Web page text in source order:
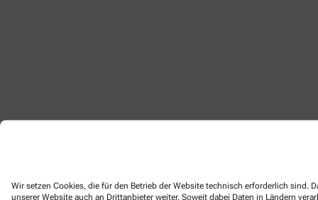
Wir setzen Cookies, die für den Betrieb der Website technisch erforderlich sind.
unserer Website auch an Drittanbieter weiter. Soweit dabei Daten in Ländern